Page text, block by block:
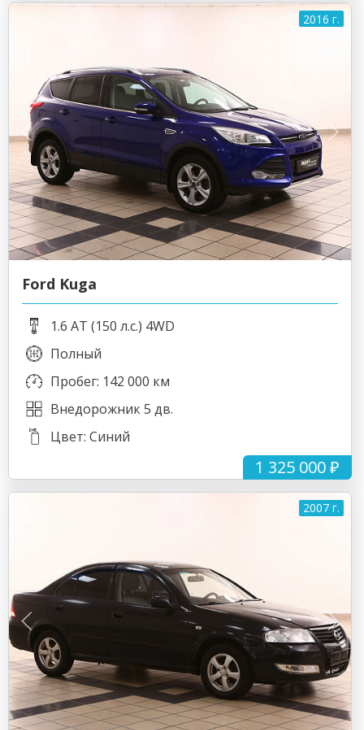
2016 г.
1 325 000 ₽
Ford Kuga
1.6 AT (150 л.с.) 4WD
Полный
Пробег: 142 000 км
Внедорожник 5 дв.
Цвет: Синий
2007 г.